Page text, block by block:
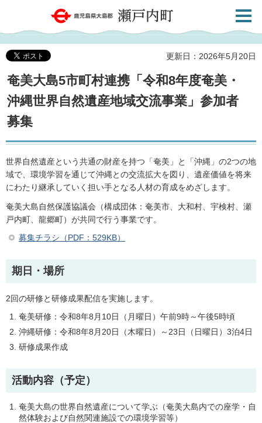
鹿児島県大島郡 瀬戸内町
共通メ
更新日：2026年5月20日
奄美大島5市町村連携「令和8年度奄美・
沖縄世界自然遺産地域交流事業」参加者
募集
世界自然遺産という共通の財産を持つ「奄美」と「沖縄」の2つの地
域で、環境学習を通じて沖縄との交流拡大を図り、遺産価値を将来
にわたり継承していく担い手となる人材の育成をめざします。
奄美大島自然保護協議会（構成団体：奄美市、大和村、宇検村、瀬
戸内町、龍郷町）が共同で行う事業です。
募集チラシ（PDF：529KB）
期日・場所
2回の研修と研修成果配信を実施します。
奄美研修：令和8年8月10日（月曜日）午前9時～午後5時頃
沖縄研修：令和8年8月20日（木曜日）～23日（日曜日）3泊4日
研修成果作成
活動内容（予定）
奄美大島の世界自然遺産について学ぶ（奄美大島内での座学・自
然体験および自然関連施設での環境学習等）